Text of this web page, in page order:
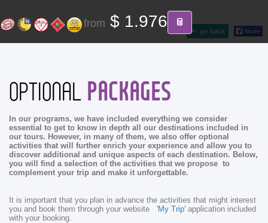
go back
from $ 1.976
OPTIONAL PACKAGES
In our programs, we have included everything we consider
essential to get to know in depth all our destinations included in
our tours. However, in many of them, we also offer optional
activities that will further enrich your experience and allow you to
discover additional and unique aspects of each destination. Below,
you will find a selection of the activities that we propose to
complement your trip and make it unforgettable.
It is important that you plan in advance the activities that might interest
you and book them through your website 'My Trip' application included
with your booking.